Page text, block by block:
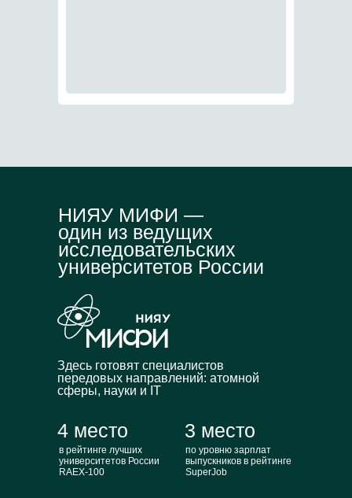
НИЯУ МИФИ —
один из ведущих
исследовательских
университетов России
Здесь готовят специалистов
передовых направлений: атомной
сферы, науки и IT
в рейтинге лучших
университетов России
RAEX-100
4 место
по уровню зарплат
выпускников в рейтинге
SuperJob
3 место